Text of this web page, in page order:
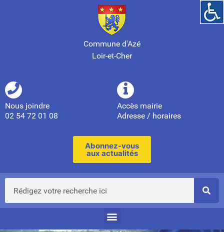
Commune d'Azé
Loir-et-Cher
Nous joindre
02 54 72 01 08
Accès mairie
Adresse / horaires
Abonnez-vous
aux actualités